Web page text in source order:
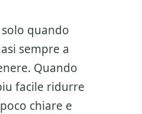
solo quando
sempre a
Quando
facile ridurre
chiare e